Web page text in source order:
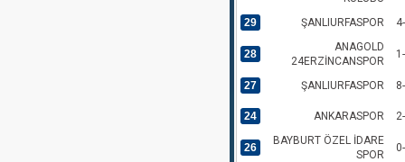
29 ŞANLIURFASPOR
28
ANAGOLD
24ERZİNCANSPOR
27 ŞANLIURFASPOR
24 ANKARASPOR
26
BAYBURT ÖZEL İDARE
SPOR